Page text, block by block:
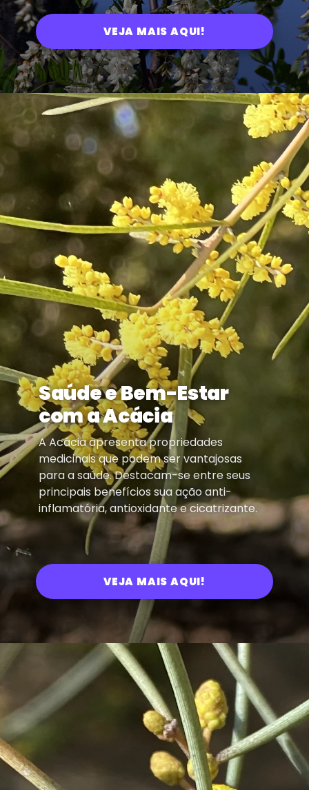
VEJA MAIS AQUI!
Saúde e Bem-Estar
com a Acácia
A Acácia apresenta propriedades
medicinais que podem ser vantajosas
para a saúde. Destacam-se entre seus
principais benefícios sua ação anti-
inflamatória, antioxidante e cicatrizante.
VEJA MAIS AQUI!